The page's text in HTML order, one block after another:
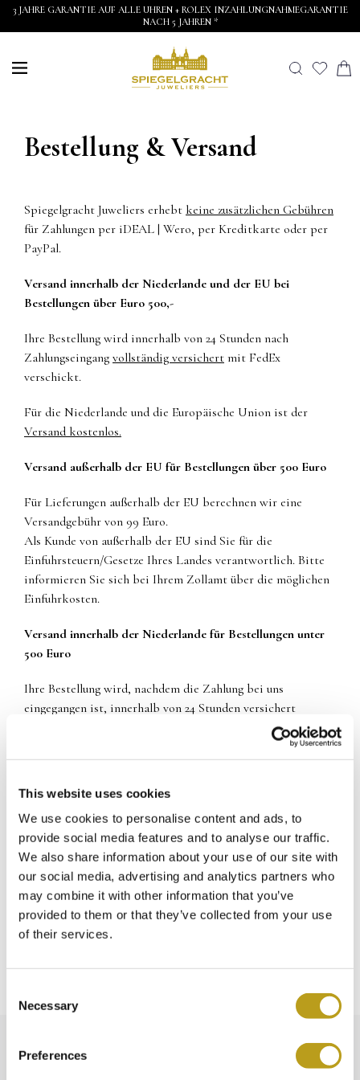
This website uses cookies
We use cookies to personalise content and ads, to
provide social media features and to analyse our traffic.
We also share information about your use of our site with
our social media, advertising and analytics partners who
may combine it with other information that you’ve
provided to them or that they’ve collected from your use
of their services.
Necessary
Preferences
3 JAHRE GARANTIE AUF ALLE UHREN + ROLEX INZAHLUNGNAHMEGARANTIE
NACH 5 JAHREN *
Bestellung & Versand
Spiegelgracht Juweliers erhebt keine zusätzlichen Gebühren
für Zahlungen per iDEAL | Wero, per Kreditkarte oder per
PayPal.
Versand innerhalb der Niederlande und der EU bei
Bestellungen über Euro 500,-
Ihre Bestellung wird innerhalb von 24 Stunden nach
Zahlungseingang vollständig versichert mit FedEx
verschickt.
Für die Niederlande und die Europäische Union ist der
Versand kostenlos.
Versand außerhalb der EU für Bestellungen über 500 Euro
Für Lieferungen außerhalb der EU berechnen wir eine
Versandgebühr von 99 Euro.
Als Kunde von außerhalb der EU sind Sie für die
Einfuhrsteuern/Gesetze Ihres Landes verantwortlich. Bitte
informieren Sie sich bei Ihrem Zollamt über die möglichen
Einfuhrkosten.
Versand innerhalb der Niederlande für Bestellungen unter
500 Euro
Ihre Bestellung wird, nachdem die Zahlung bei uns
eingegangen ist, innerhalb von 24 Stunden versichert
versendet und die Versandkosten betragen 20 Euro.
Versand ins Ausland bei Bestellungen unter 500 Euro
Ihre Bestellung wird innerhalb von 24 Stunden nach
Zahlungseingang versandt, und die Versandkosten betragen
35 Euro für EU-Länder und 99 Euro für Nicht-EU-Länder.
Voraussichtliche Lieferzeiten für Ihre Bestellung:
Niederlande - innerhalb von 1 bis 2 Arbeitstagen.
Belgien/Deutschland/Frankreich - 1 bis 2 Arbeitstage.
Außerhalb der EU - etwa 1 Woche.